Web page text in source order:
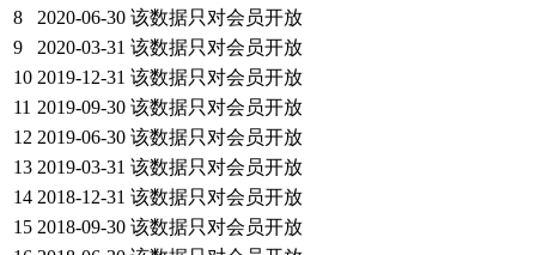
8
2020-06-30 该数据只对会员开放
9
2020-03-31 该数据只对会员开放
10 2019-12-31 该数据只对会员开放
11 2019-09-30 该数据只对会员开放
12 2019-06-30 该数据只对会员开放
13 2019-03-31 该数据只对会员开放
14 2018-12-31 该数据只对会员开放
15 2018-09-30 该数据只对会员开放